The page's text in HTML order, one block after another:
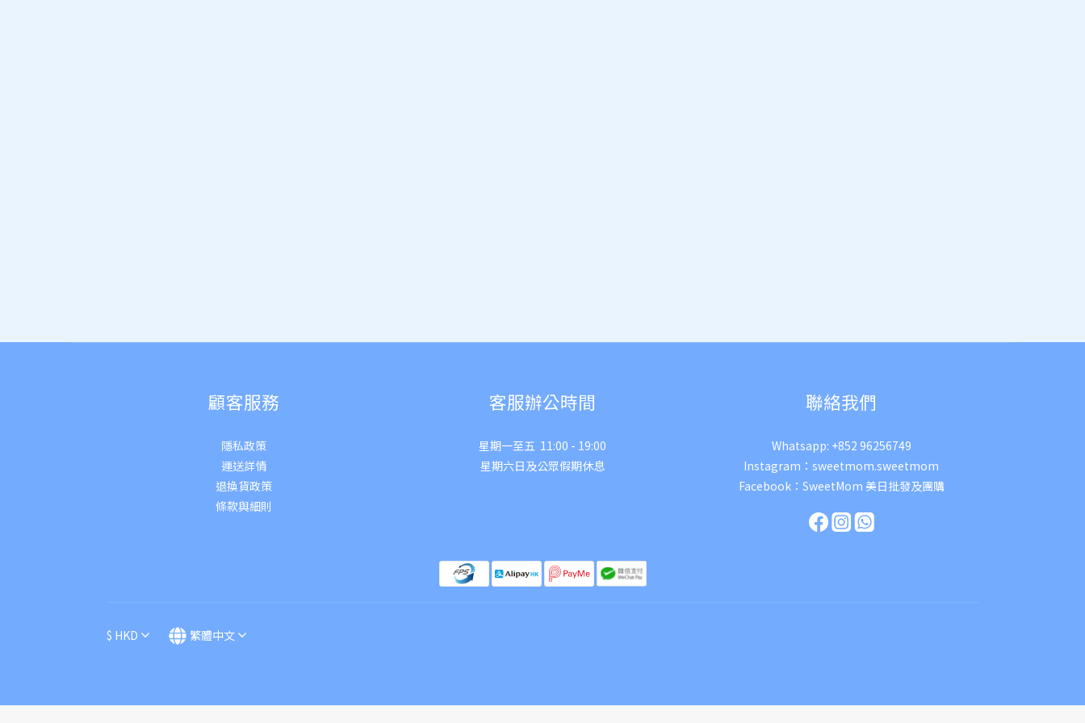
顧客服務
隱私政策
運送詳情
退換貨政策
條款與細則
客服辦公時間
星期一至五 11:00 - 19:00
星期六日及公眾假期休息
聯絡我們
Whatsapp: +852 96256749
Instagram： sweetmom.sweetmom
Facebook： SweetMom 美日批發及團購
$ HKD 繁體中文